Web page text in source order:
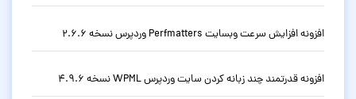
افزونه افزایش سرعت وبسایت Perfmatters وردپرس نسخه 2.6.6
افزونه قدرتمند چند زبانه کردن سایت وردپرس WPML نسخه 4.9.6